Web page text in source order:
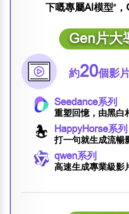
下嘅專屬AI模型#，
Gen片大
約20個影
Seedance系列
重塑回憶，由黑白
HappyHorse系列
打一句就生成流暢
qwen系列
高速生成專業級影